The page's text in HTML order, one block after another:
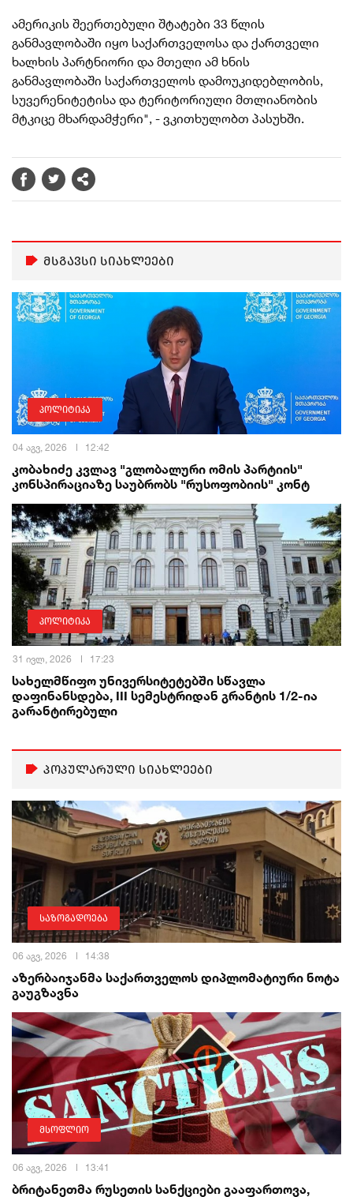
ამერიკის შეერთებული შტატები 33 წლის
განმავლობაში იყო საქართველოსა და ქართველი
ხალხის პარტნიორი და მთელი ამ ხნის
განმავლობაში საქართველოს დამოუკიდებლობის,
სუვერენიტეტისა და ტერიტორიული მთლიანობის
მტკიცე მხარდამჭერი", - ვკითხულობთ პასუხში.
მსგავსი სიახლეები
პოლიტიკა
04 აგვ, 2026 12:42
კობახიძე კვლავ "გლობალური ომის პარტიის"
კონსპირაციაზე საუბრობს "რუსოფობიის" კონტ
პოლიტიკა
31 ივლ, 2026 17:23
სახელმწიფო უნივერსიტეტებში სწავლა
დაფინანსდება, III სემესტრიდან გრანტის 1/2-ია
გარანტირებული
პოპულარული სიახლეები
საზოგადოება
06 აგვ, 2026 14:38
აზერბაიჯანმა საქართველოს დიპლომატიური ნოტა
გაუგზავნა
მსოფლიო
06 აგვ, 2026 13:41
ბრიტანეთმა რუსეთის სანქციები გააფართოვა,